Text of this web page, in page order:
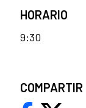
HORARIO
9:30
COMPARTIR